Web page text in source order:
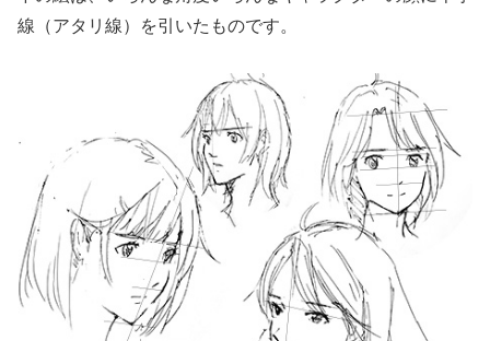
線（アタリ線）を引いたものです。